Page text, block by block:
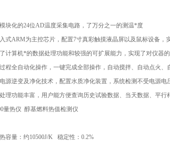
模块化的24位AD温度采集电路，了万分之一的测温*度
入式ARM为主控芯片，配置7寸真彩触摸液晶屏以及鼠标设备
了计算机*的数据处理功能和较强的可扩展能力，实现了对仪器
过程全自动化操作，一键完成全部操作，自动搅拌、自动点火、
电源逆变及净化技术，配置水质净化装置，系统检测不受电源电
处理功能丰富，用户能方便查询历史试验数据、当天数据、平行
量热仪 醇基燃料热值检测仪
热容量：约10500J/K 稳定性：0.2%